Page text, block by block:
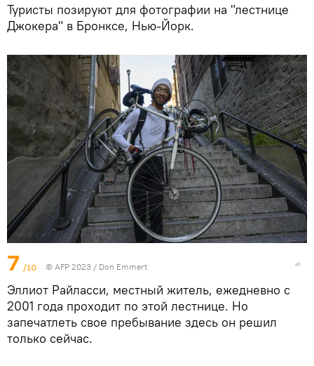
Туристы позируют для фотографии на "лестнице
Джокера" в Бронксе, Нью-Йорк.
7 /10 © AFP 2023 / Don Emmert
Эллиот Райласси, местный житель, ежедневно с
2001 года проходит по этой лестнице. Но
запечатлеть свое пребывание здесь он решил
только сейчас.